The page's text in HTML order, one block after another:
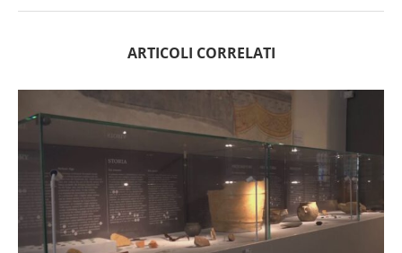
ARTICOLI CORRELATI